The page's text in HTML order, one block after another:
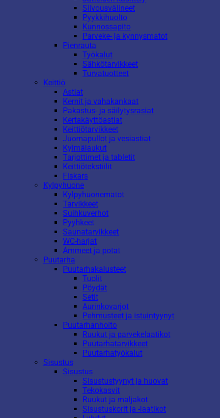
Siivousvälineet
Pyykkihuolto
Kunnossapito
Parveke- ja kynnysmatot
Pienrauta
Työkalut
Sähkötarvikkeet
Turvatuotteet
Keittiö
Astiat
Kernit ja vahakankaat
Pakastus- ja säilytysrasiat
Kertakäyttöastiat
Keittiötarvikkeet
Juomapullot ja vesiastiat
Kylmälaukut
Tarjottimet ja tabletit
Keittiötekstiilit
Fiskars
Kylpyhuone
Kylpyhuonematot
Tarvikkeet
Suihkuverhot
Pyyhkeet
Saunatarvikkeet
WC-harjat
Ammeet ja potat
Puutarha
Puutarhakalusteet
Tuolit
Pöydät
Setit
Aurinkovarjot
Pehmusteet ja istuintyynyt
Puutarhanhoito
Ruukut ja parvekelaatikot
Puutarhatarvikkeet
Puutarhatyökalut
Sisustus
Sisustus
Sisustustyynyt ja huovat
Tekokasvit
Ruukut ja maljakot
Sisustuskorit ja -laatikot